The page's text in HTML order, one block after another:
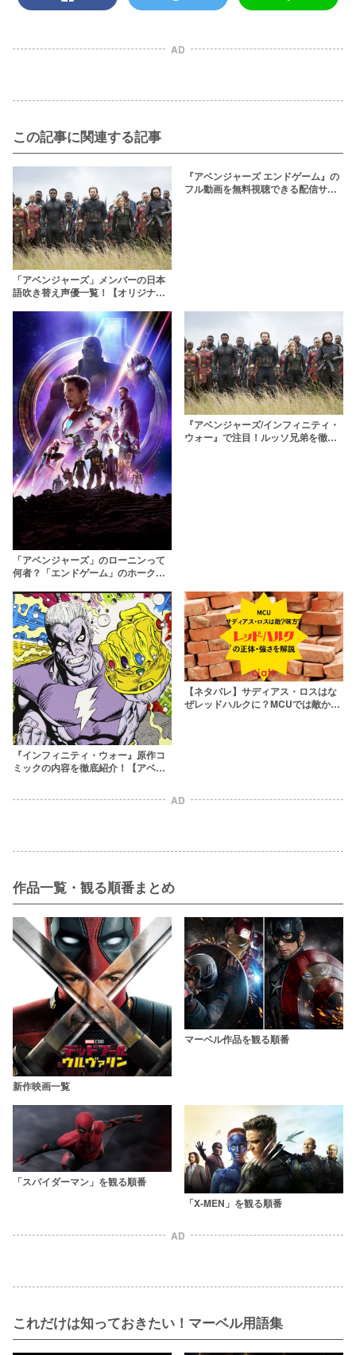
AD
この記事に関連する記事
「アベンジャーズ」メンバーの日本
語吹き替え声優一覧！【オリジナル
『アベンジャーズ エンドゲーム』の
フル動画を無料視聴できる配信サー
「アベンジャーズ」のローニンって
何者？「エンドゲーム」のホークア
『アベンジャーズ/インフィニティ・
ウォー』で注目！ルッソ兄弟を徹底
『インフィニティ・ウォー』原作コ
ミックの内容を徹底紹介！【アベン
【ネタバレ】サディアス・ロスはな
ぜレッドハルクに？MCUでは敵か味
AD
作品一覧・観る順番まとめ
新作映画一覧
マーベル作品を観る順番
「スパイダーマン」を観る順番
「X-MEN」を観る順番
AD
これだけは知っておきたい！マーベル用語集